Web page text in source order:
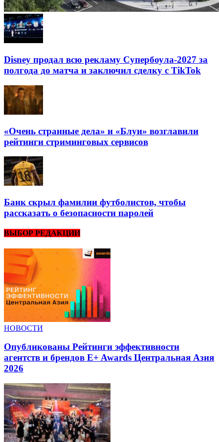
Disney продал всю рекламу Супербоула-2027 за
полгода до матча и заключил сделку с TikTok
«Очень странные дела» и «Блуи» возглавили
рейтинги стриминговых сервисов
Банк скрыл фамилии футболистов, чтобы
рассказать о безопасности паролей
ВЫБОР РЕДАКЦИИ
НОВОСТИ
Опубликованы Рейтинги эффективности
агентств и брендов E+ Awards Центральная Азия
2026